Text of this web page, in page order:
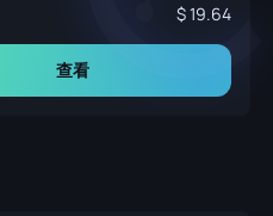
19.64
查看